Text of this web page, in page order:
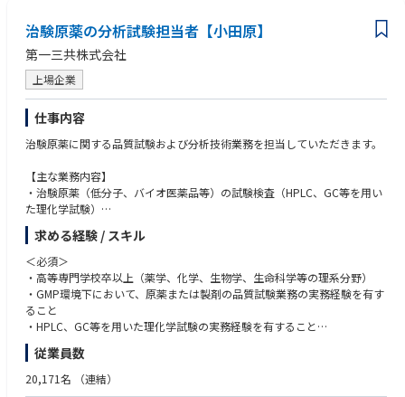
【期待すること】
品質保証部試験課の責任者として部署の管理と育成を期待します。 生産計
画に基づくスケジュール管理とメンバー指導。 その他当局などとの社外対
応などマネージャーとして組織を束ねていくことを期待します。
治験原薬の分析試験担当者【小田原】
第一三共株式会社
上場企業
仕事内容
治験原薬に関する品質試験および分析技術業務を担当していただきます。
【主な業務内容】
・治験原薬（低分子、バイオ医薬品等）の試験検査（HPLC、GC等を用い
た理化学試験）
・分析法バリデーションおよび分析法技術移転
・安定性試験の実施および評価
・試験記録、報告書、手順書等のGMP文書作成
・試験機器の日常管理および点検
・品質異常や試験トラブル発生時の原因調査
・若手社員への技術指導および教育支援
入社後は、治験原薬の品質試験担当者として分析技術およびGMP運用を習
得いただきます。その後は経験・適性に応じて、
・ラボリーダー
求める経験 / スキル
＜必須＞
・高等専門学校卒以上（薬学、化学、生物学、生命科学等の理系分野）
・GMP環境下において、原薬または製剤の品質試験業務の実務経験を有す
ること
・HPLC、GC等を用いた理化学試験の実務経験を有すること
・メカニカルピペットを用いた定量試験経験
＜歓迎＞
従業員数
20,171名 （連結）